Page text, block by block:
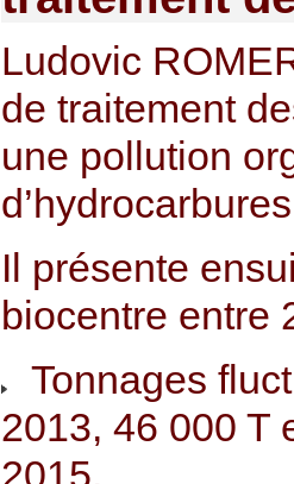
Ludovic
de traitement
une pollution
Il présente
biocentre entre
Tonnages
2013, 46 000 T
2015.